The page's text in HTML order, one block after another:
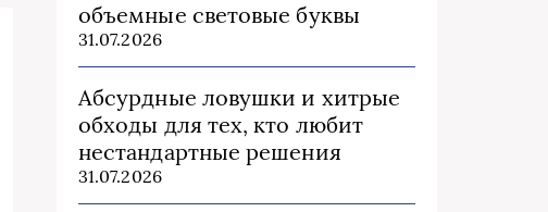
объемные световые буквы
31.07.2026
Абсурдные ловушки и хитрые
обходы для тех, кто любит
нестандартные решения
31.07.2026